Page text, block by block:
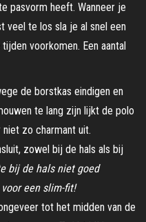
pasvorm heeft. Wanneer je
te los sla je al snel een
voorkomen. Een aantal
de borstkas eindigen en
te lang zijn lijkt de polo
zo charmant uit.
zowel bij de hals als bij
bij de hals niet goed
een slim-fit!
tot het midden van de